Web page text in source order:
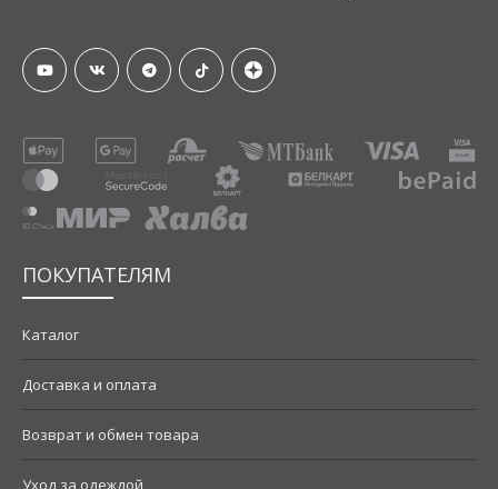
ПОКУПАТЕЛЯМ
Каталог
Доставка и оплата
Возврат и обмен товара
Уход за одеждой